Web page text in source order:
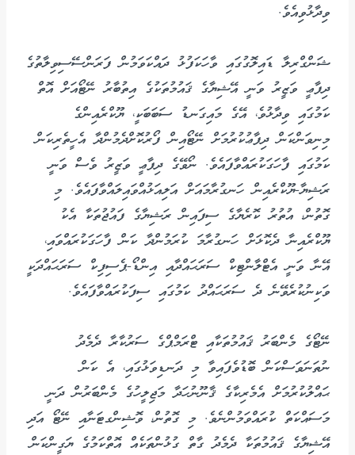
ވިދާޅުވިއެވެ.
ޝަންގްރިލާ ޑައިލޮގުގައި ވާހަކަފުޅު ދައްކަވަމުން ފަރަންސޭސިވިލާތުގެ
ދިފާޢީ ވަޒީރު ވަނީ އޭޝިޔާގެ ޤައުމުތަކުގެ އިތުބާރު ނޭޓޯއަށް އޮތް
ކަމުގައި ވިދާޅުވެ، އޭގެ މައިގަނޑު ސަބަބަކީ، ޔޫކްރެއިންގެ
މިނިވަންކަން ދިފާޢުކުރުމަށް ނޭޓޯއިން ފޯރުކޮށްދެމުންދާ އެހީތެރިކަން
ކަމުގައި ފާހަގަކުރައްވާފައެވެ. ނޯވޭގެ ދިފާޢީ ވަޒީރު ވެސް ވަނީ
ރަޝިޔާ-ޔޫކްރެއިން ހަނގުރާމައަށް އަލިއަޅުއްވައިލައްވާފައެވެ. މި
ގޮތުން، އުތުރު ކޮރެޔާގެ ސިފައިން ރަޝިޔާގެ ފައުޖުތަކާ އެކު
ޔޫކްރެއިނާ ދެކޮޅަށް ހަނގުރާމަ ކުރަމުންދާ ކަން ފާހަގަކުރައްވައި،
އޭނާ ވަނީ އެޓްލާންޓިކް ސަރަޙައްދާއި އިންޑޯ-ޕެސިފިކް ސަރަޙައްދަކީ
ވަކިނުކުރެވޭނެ ދެ ސަރަޙައްދު ކަމުގައި ސިފަކުރައްވާފައެވެ.
ނޭޓޯގެ މެންބަރު ޤައުމުތަކާއި ޓްރަމްޕްގެ ސަރުކާރާ ދެމެދު
ނުތަނަވަސްކަން ބޮޑުވެފައިވާ މި ދަނޑިވަޅުގައި، އެ ކަން
ޙައްލުކުރުމަށް އެމެރިކާގެ ޤާނޫނުހަދާ މަޖިލީހުގެ މެންބަރުން ދަނީ
މަސައްކަތް ކުރައްވަމުންނެވެ. މި ގޮތުން، ވޮޝިންގޓަނާއި ނޭޓޯ އަދި
އޭޝިޔާގެ ޤައުމުތަކާ ދެމެދު ގާތް ގުޅުންތަކެއް އޮތްކަމުގެ ޔަގީންކަން